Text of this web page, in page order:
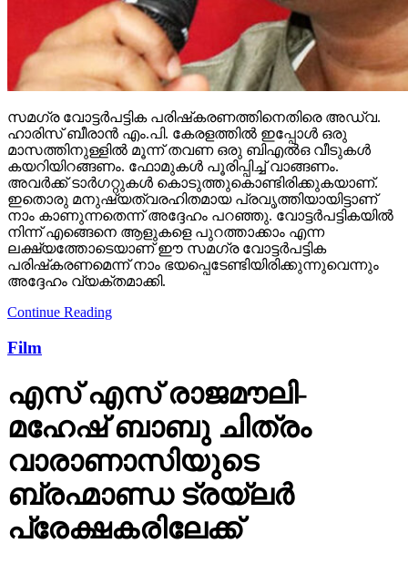
സമഗ്ര വോട്ടര്‍പട്ടിക പരിഷ്‌കരണത്തിനെതിരെ അഡ്വ.
ഹാരിസ് ബീരാന്‍ എം.പി. കേരളത്തില്‍ ഇപ്പോള്‍ ഒരു
മാസത്തിനുള്ളില്‍ മൂന്ന് തവണ ഒരു ബിഎല്‍ഒ വീടുകള്‍
കയറിയിറങ്ങണം. ഫോമുകള്‍ പൂരിപ്പിച്ച് വാങ്ങണം.
അവര്‍ക്ക് ടാര്‍ഗറ്റുകള്‍ കൊടുത്തുകൊണ്ടിരിക്കുകയാണ്.
ഇതൊരു മനുഷ്യത്വരഹിതമായ പ്രവൃത്തിയായിട്ടാണ്
നാം കാണുന്നതെന്ന് അദ്ദേഹം പറഞ്ഞു. വോട്ടര്‍പട്ടികയില്‍
നിന്ന് എങ്ങെനെ ആളുകളെ പുറത്താക്കാം എന്ന
ലക്ഷ്യത്തോടെയാണ് ഈ സമഗ്ര വോട്ടര്‍പട്ടിക
പരിഷ്‌കരണമെന്ന് നാം ഭയപ്പെടേണ്ടിയിരിക്കുന്നുവെന്നും
അദ്ദേഹം വ്യക്തമാക്കി.
Continue Reading
Film
എസ് എസ് രാജമൗലി-
മഹേഷ് ബാബു ചിത്രം
വാരാണാസിയുടെ
ബ്രഹ്മാണ്ഡ ട്രയ്ലർ
പ്രേക്ഷകരിലേക്ക്